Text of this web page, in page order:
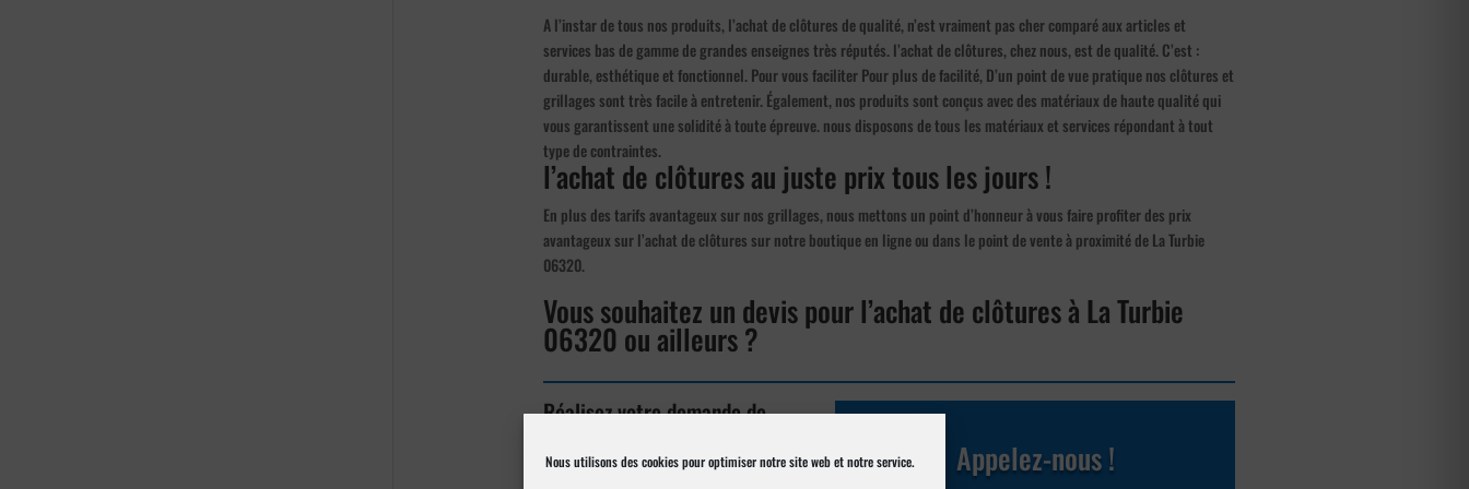
Nous utilisons des cookies pour optimiser notre site web et notre service.
A l’instar de tous nos produits, l’achat de clôtures de qualité, n’est vraiment pas cher comparé aux articles et
services bas de gamme de grandes enseignes très réputés. l’achat de clôtures, chez nous, est de qualité. C’est :
durable, esthétique et fonctionnel. Pour vous faciliter Pour plus de facilité, D’un point de vue pratique nos clôtures et
grillages sont très facile à entretenir. Également, nos produits sont conçus avec des matériaux de haute qualité qui
vous garantissent une solidité à toute épreuve. nous disposons de tous les matériaux et services répondant à tout
type de contraintes.
l’achat de clôtures au juste prix tous les jours !
En plus des tarifs avantageux sur nos grillages, nous mettons un point d’honneur à vous faire profiter des prix
avantageux sur l’achat de clôtures sur notre boutique en ligne ou dans le point de vente à proximité de La Turbie
06320.
Vous souhaitez un devis pour l’achat de clôtures à La Turbie
06320 ou ailleurs ?
Réalisez votre demande de
Appelez-nous !